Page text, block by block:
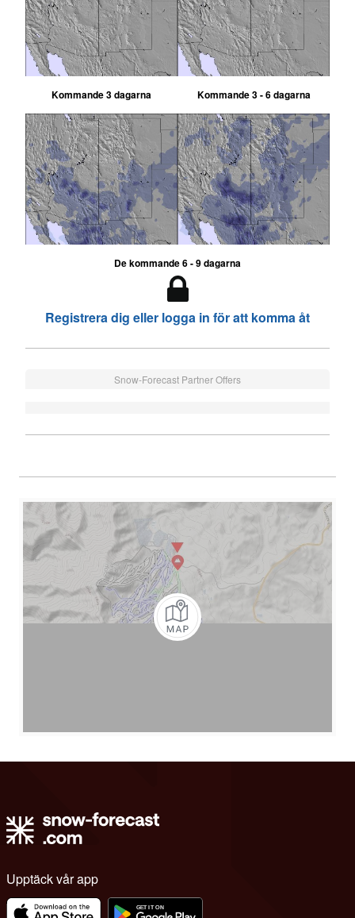
Kommande 3 dagarna Kommande 3 - 6 dagarna
De kommande 6 - 9 dagarna
Registrera dig eller logga in för att komma åt
Snow-Forecast Partner Offers
Upptäck vår app